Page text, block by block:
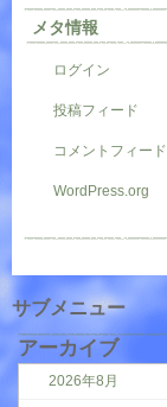
メタ情報
ログイン
投稿フィード
コメントフィード
WordPress.org
サブメニュー
アーカイブ
2026年8月